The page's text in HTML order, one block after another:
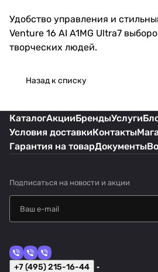
Удобство управления и
Venture 16 AI A1MG Ultra7
творческих людей.
Назад к списку
КаталогАкцииБрендыУслуги
Условия доставкиКонтакты
Гарантия на товарДокументы
Подписаться на новости и акции
+7 (495) 215-16-44